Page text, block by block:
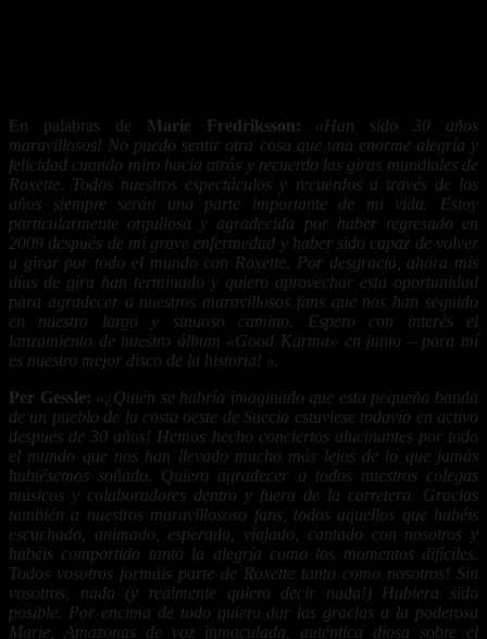
En palabras de Marie Fredriksson:
«Han sido 30 años
maravillosos! No puedo sentir otra cosa que una enorme alegría y
felicidad cuando miro hacia atrás y recuerdo las giras mundiales de
Roxette. Todos nuestros espectáculos y recuerdos a través de los
años siempre serán una parte importante de mi vida. Estoy
particularmente orgullosa y agradecida por haber regresado en
2009 después de mi grave enfermedad y haber sido capaz de volver
a girar por todo el mundo con Roxette. Por desgracia, ahora mis
días de gira han terminado y quiero aprovechar esta oportunidad
para agradecer a nuestros maravillosos fans que nos han seguido
en nuestro largo y sinuoso camino. Espero con interés el
lanzamiento de nuestro álbum «Good Karma» en junio – para mí
es nuestro mejor disco de la historia! «.
Per Gessle: «¿Quién se habría imaginado que esta pequeña banda
de un pueblo de la costa oeste de Suecia estuviese todavía en activo
después de 30 años! Hemos hecho conciertos alucinantes por todo
el mundo que nos han llevado mucho más lejos de lo que jamás
hubiésemos soñado. Quiero agradecer a todos nuestros colegas
músicos y colaboradores dentro y fuera de la carretera. Gracias
también a nuestros maravillososo fans, todos aquellos que habéis
escuchado, animado, esperado, viajado, cantado con nosotros y
habéis comportido tanto la alegría como los momentos difíciles.
Todos vosotros formáis parte de Roxette tanto como nosotros! Sin
vosotros, nada (y realmente quiero decir nada!) Hubiera sido
posible. Por encima de todo quiero dar las gracias a la poderosa
Marie, Amazonas de voz inmaculada, auténtica diosa sobre el